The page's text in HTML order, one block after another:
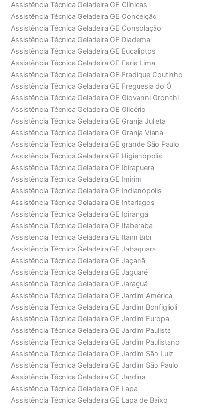
Assistência Técnica Geladeira GE Clínicas
Assistência Técnica Geladeira GE Conceição
Assistência Técnica Geladeira GE Consolação
Assistência Técnica Geladeira GE Diadema
Assistência Técnica Geladeira GE Eucaliptos
Assistência Técnica Geladeira GE Faria Lima
Assistência Técnica Geladeira GE Fradique Coutinho
Assistência Técnica Geladeira GE Freguesia do Ó
Assistência Técnica Geladeira GE Giovanni Gronchi
Assistência Técnica Geladeira GE Glicério
Assistência Técnica Geladeira GE Granja Julieta
Assistência Técnica Geladeira GE Granja Viana
Assistência Técnica Geladeira GE grande São Paulo
Assistência Técnica Geladeira GE Higienópolis
Assistência Técnica Geladeira GE Ibirapuera
Assistência Técnica Geladeira GE Imirim
Assistência Técnica Geladeira GE Indianópolis
Assistência Técnica Geladeira GE Interlagos
Assistência Técnica Geladeira GE Ipiranga
Assistência Técnica Geladeira GE Itaberaba
Assistência Técnica Geladeira GE Itaim Bibi
Assistência Técnica Geladeira GE Jabaquara
Assistência Técnica Geladeira GE Jaçanã
Assistência Técnica Geladeira GE Jaguaré
Assistência Técnica Geladeira GE Jaraguá
Assistência Técnica Geladeira GE Jardim América
Assistência Técnica Geladeira GE Jardim Bonfiglioli
Assistência Técnica Geladeira GE Jardim Europa
Assistência Técnica Geladeira GE Jardim Paulista
Assistência Técnica Geladeira GE Jardim Paulistano
Assistência Técnica Geladeira GE Jardim São Luiz
Assistência Técnica Geladeira GE Jardim São Paulo
Assistência Técnica Geladeira GE Jardins
Assistência Técnica Geladeira GE Lapa
Assistência Técnica Geladeira GE Lapa de Baixo